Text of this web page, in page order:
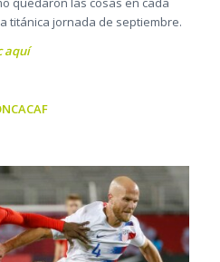
titánica jornada de septiembre.
aquí